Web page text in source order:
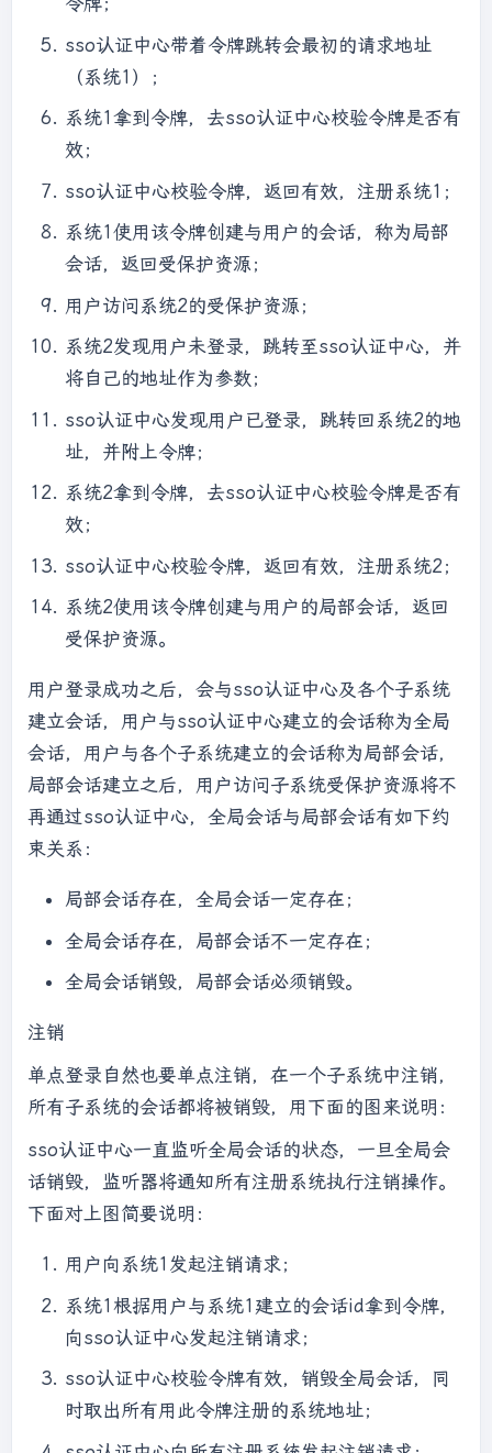
sso认证中心带着令牌跳转会最初的请求地址
（系统1）；
系统1拿到令牌，去sso认证中心校验令牌是否有
效；
sso认证中心校验令牌，返回有效，注册系统1；
系统1使用该令牌创建与用户的会话，称为局部
会话，返回受保护资源；
用户访问系统2的受保护资源；
系统2发现用户未登录，跳转至sso认证中心，并
将自己的地址作为参数；
sso认证中心发现用户已登录，跳转回系统2的地
址，并附上令牌；
系统2拿到令牌，去sso认证中心校验令牌是否有
效；
sso认证中心校验令牌，返回有效，注册系统2；
系统2使用该令牌创建与用户的局部会话，返回
受保护资源。
用户登录成功之后，会与sso认证中心及各个子系统
建立会话，用户与sso认证中心建立的会话称为全局
会话，用户与各个子系统建立的会话称为局部会话，
局部会话建立之后，用户访问子系统受保护资源将不
再通过sso认证中心，全局会话与局部会话有如下约
束关系：
局部会话存在，全局会话一定存在；
全局会话存在，局部会话不一定存在；
全局会话销毁，局部会话必须销毁。
注销
单点登录自然也要单点注销，在一个子系统中注销，
所有子系统的会话都将被销毁，用下面的图来说明：
sso认证中心一直监听全局会话的状态，一旦全局会
话销毁，监听器将通知所有注册系统执行注销操作。
下面对上图简要说明：
用户向系统1发起注销请求；
系统1根据用户与系统1建立的会话id拿到令牌，
向sso认证中心发起注销请求；
sso认证中心校验令牌有效，销毁全局会话，同
时取出所有用此令牌注册的系统地址；